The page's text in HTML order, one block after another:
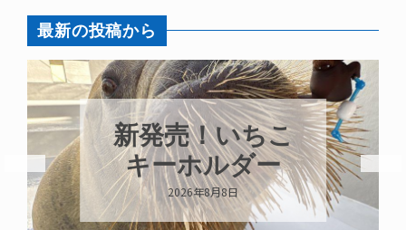
最新の投稿から
パラオオウム
ガイが交接して
います
2026年8月7日